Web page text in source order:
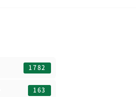
1782
163